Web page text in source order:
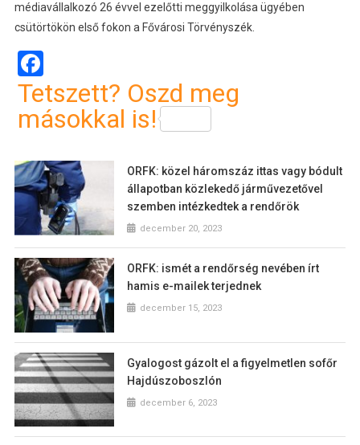
médiavállalkozó 26 évvel ezelőtti meggyilkolása ügyében
csütörtökön első fokon a Fővárosi Törvényszék.
Tetszett? Oszd meg
másokkal is!
ORFK: közel háromszáz ittas vagy bódult
állapotban közlekedő járművezetővel
szemben intézkedtek a rendőrök
december 20, 2023
ORFK: ismét a rendőrség nevében írt
hamis e-mailek terjednek
december 15, 2023
Gyalogost gázolt el a figyelmetlen sofőr
Hajdúszoboszlón
december 6, 2023